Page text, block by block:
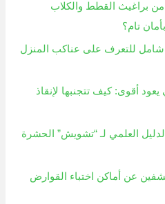
من براغيث القطط والكلاب
تام؟
للتعرف على عناكب المنزل
أقوى: كيف تتجنبها لإنقاذ
العلمي لـ “تشويش” الحشرة
عن أماكن اختباء القوارض